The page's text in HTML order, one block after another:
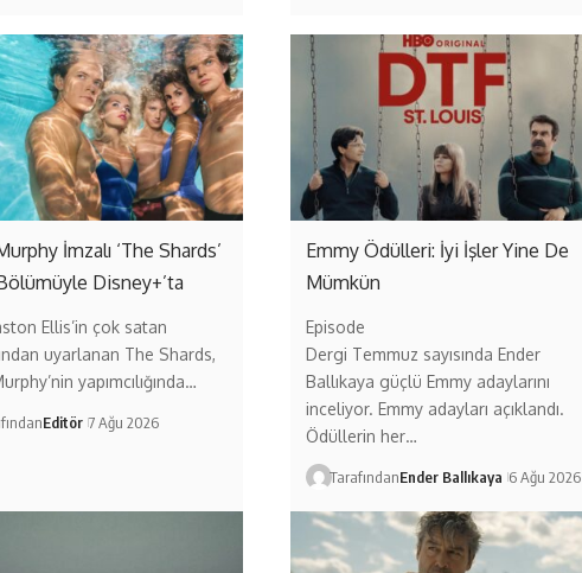
İmzalı ‘The Shards’
Disney+’ta
Ellis’in çok satan
uyarlanan The Shards,
yapımcılığında…
Editör 7 Ağu 2026
Emmy Ödülleri: İyi İşler Yine De
Mümkün
Episode
Dergi Temmuz sayısında Ender
Ballıkaya güçlü Emmy adaylarını
inceliyor. Emmy adayları açıklandı.
Ödüllerin her…
TarafındanEnder Ballıkaya 6 Ağu 2026